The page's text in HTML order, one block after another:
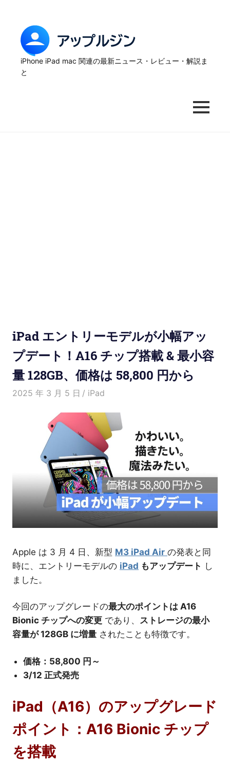
content
ッ
便
利
な
紹
介
iPhone iPad mac 関連の最新ニュース・レビュー・解説ま
と
MENU
iPad エントリーモデルが小幅アッ
プデート！A16 チップ搭載 & 最小容
量 128GB、価格は 58,800 円から
2025 年 3 月 5 日 愛麗絲
iPad
Apple は 3 月 4 日、新型 M3 iPad Air の発表と同
時に、エントリーモデルの iPad もアップデート し
ました。
今回のアップグレードの最大のポイントは A16
Bionic チップへの変更 であり、 ストレージの最小
容量が 128GB に増量 されたことも特徴です。
価格：58,800 円～
3/12 正式発売
iPad（A16）のアップグレード
ポイント：A16 Bionic チップ
を搭載